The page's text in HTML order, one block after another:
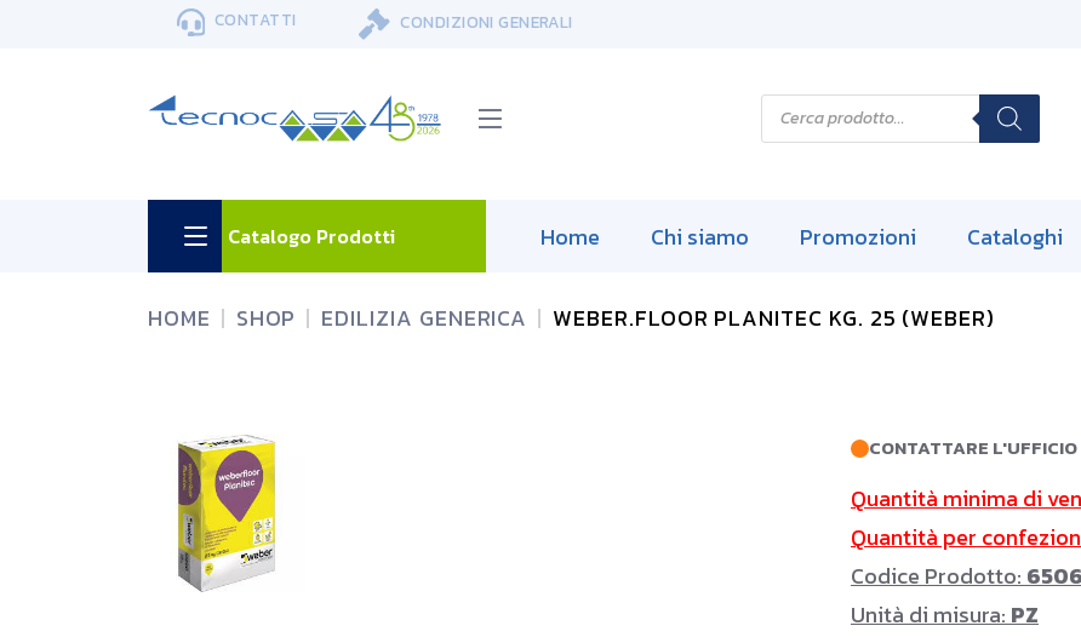
CONTATTI CONDIZIONI GENERALI
P
o
c
Catalogo Prodotti Home Chi siamo Promozioni Cataloghi
HOME SHOP EDILIZIA GENERICA WEBER.FLOOR PLANITEC KG. 25 (WEBER)
CONTATTARE
Quantità minima di
Quantità per
Codice Prodotto: 6506
Unità di misura: PZ